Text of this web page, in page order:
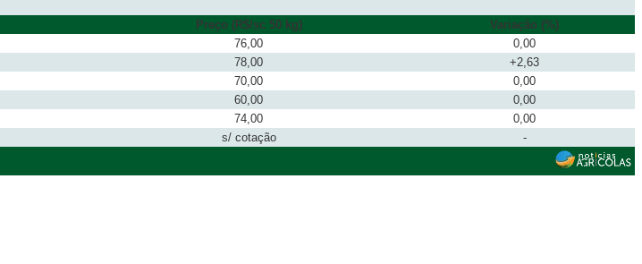
Preço (R$/sc 50 kg)
Variação (%)
76,00
0,00
78,00
+2,63
70,00
0,00
60,00
0,00
74,00
0,00
s/ cotação
-